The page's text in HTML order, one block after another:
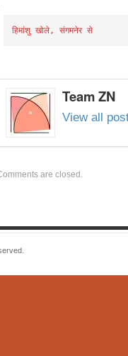
हिमांशु खोले, संगमनेर से
Team ZN
View all
are closed.